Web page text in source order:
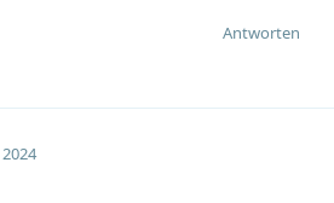
Antworten